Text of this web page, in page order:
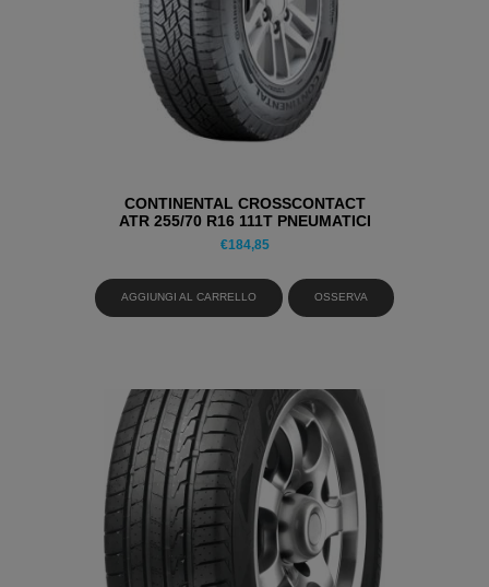
CONTINENTAL CROSSCONTACT
ATR 255/70 R16 111T PNEUMATICI
ESTIVI
€184,85
AGGIUNGI AL CARRELLO OSSERVA